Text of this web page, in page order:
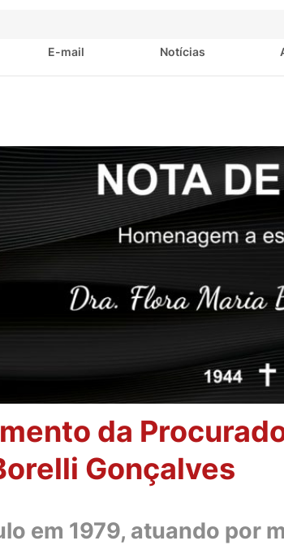
E-mail Notícias
da
Gonçalves
em 1979, atuando por